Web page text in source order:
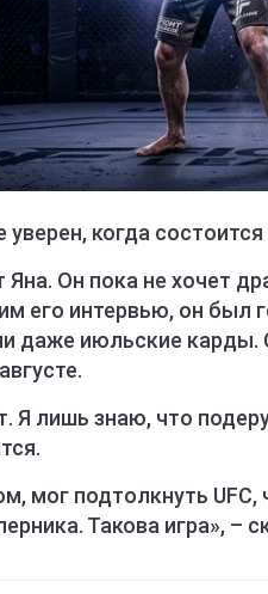
когда
Он пока не хочет
его интервью, он был
даже июльские карды.
Я лишь знаю, что
мог подтолкнуть
Такова игра», –